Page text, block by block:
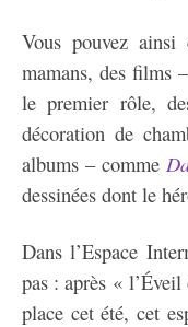
Vous pouvez
mamans, des films
le premier rôle,
décoration de
albums – comme
dessinées dont le
Dans l’Espace
pas : après «
place cet été, cet